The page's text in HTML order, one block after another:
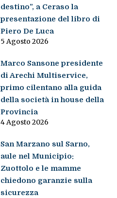
destino”, a Ceraso la
presentazione del libro di
Piero De Luca
5 Agosto 2026
Marco Sansone presidente
di Arechi Multiservice,
primo cilentano alla guida
della società in house della
Provincia
4 Agosto 2026
San Marzano sul Sarno,
aule nel Municipio:
Zuottolo e le mamme
chiedono garanzie sulla
sicurezza